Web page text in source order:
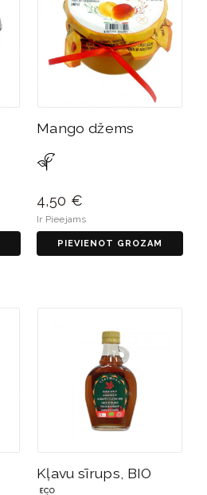
Mango džems
4,50 €
Ir Pieejams
PIEVIENOT GROZAM
Kļavu sīrups, BIO